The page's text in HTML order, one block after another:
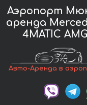
Аэропорт
аренда
4MATIC
Авто-Аренда в